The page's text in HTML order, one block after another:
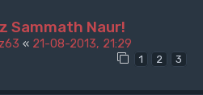
Sammath Naur!
« 21-08-2013, 21:29
1 2 3